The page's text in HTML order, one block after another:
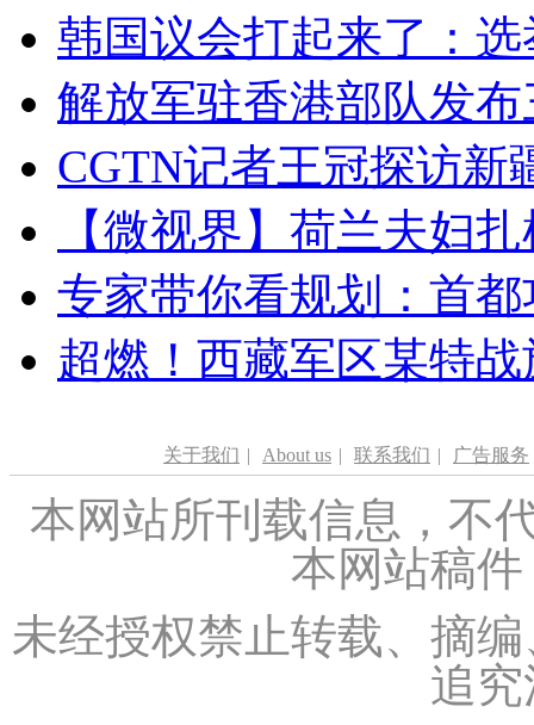
韩国议会打起来了：
解放军驻香港部队发
CGTN记者王冠探访新
【微视界】荷兰夫妇
专家带你看规划：首
超燃！西藏军区某特
关于我们 | About us | 联系我们 | 广告服务
本网站所刊载信息，不
本网站稿
未经授权禁止转载、摘
追